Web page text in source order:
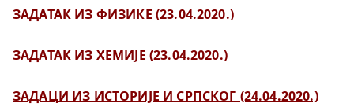
ЗАДАТАК ИЗ ФИЗИКЕ (23.04.2020.)
ЗАДАТАК ИЗ ХЕМИЈЕ (23.04.2020.)
ЗАДАЦИ ИЗ ИСТОРИЈЕ И СРПСКОГ (24.04.2020.)